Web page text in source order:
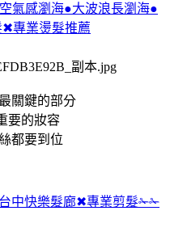
氣感瀏海●大波浪長瀏海●
專業燙髮推薦
關鍵的部分
要的妝容
都要到位
中快樂髮廊✖專業剪髮✁✁